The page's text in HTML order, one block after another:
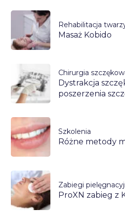
Rehabilitacja
Masaż Kobido
Chirurgia
Dystrakcja
poszerzenia
Szkolenia
Różne metody
Zabiegi
ProXN zabieg z